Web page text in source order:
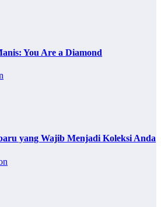
You Are a Diamond
yang Wajib Menjadi Koleksi Anda